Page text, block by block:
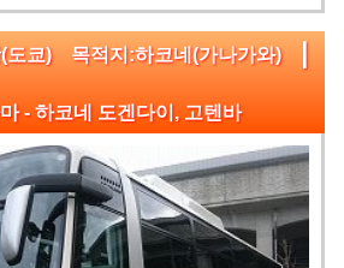
(도쿄) 목적지:하코네(가나가와) |
- 하코네 도겐다이, 고텐바